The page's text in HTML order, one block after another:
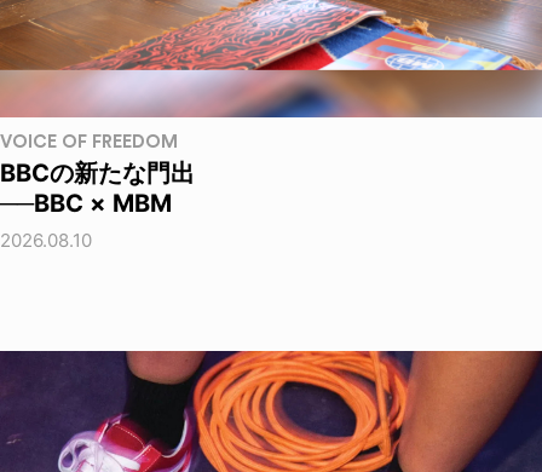
VOICE OF FREEDOM
BBCの新たな門出
──BBC × MBM
2026.08.10